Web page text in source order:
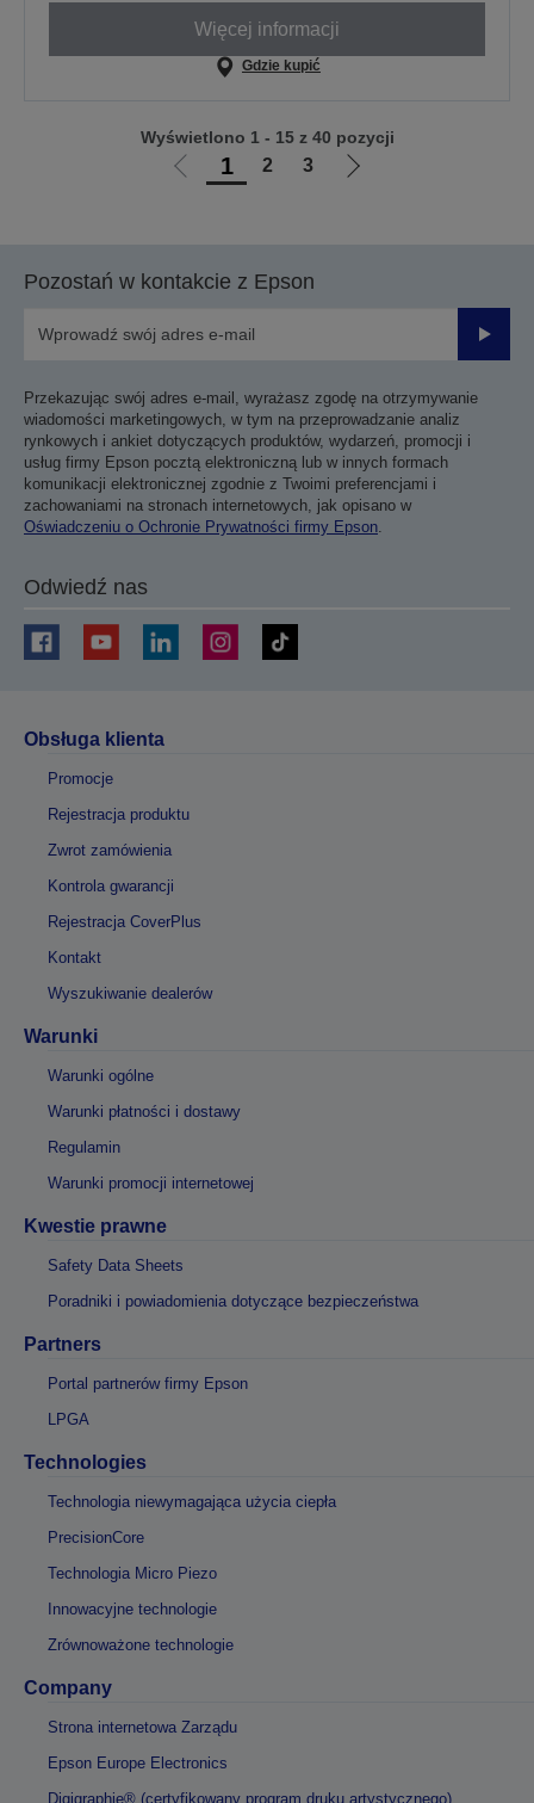
Więcej informacji
Gdzie kupić
Przejdź
1 2 3
Przejdź
Wyświetlono 1 - 15 z 40 pozycji
Pozostań w kontakcie z Epson
Przekazując swój adres e-mail, wyrażasz zgodę na otrzymywanie
wiadomości marketingowych, w tym na przeprowadzanie analiz
rynkowych i ankiet dotyczących produktów, wydarzeń, promocji i
usług firmy Epson pocztą elektroniczną lub w innych formach
komunikacji elektronicznej zgodnie z Twoimi preferencjami i
zachowaniami na stronach internetowych, jak opisano w
Oświadczeniu o Ochronie Prywatności firmy Epson.
Odwiedź nas
Obsługa klienta
Promocje
Rejestracja produktu
Zwrot zamówienia
Kontrola gwarancji
Rejestracja CoverPlus
Kontakt
Wyszukiwanie dealerów
Warunki
Warunki ogólne
Warunki płatności i dostawy
Regulamin
Warunki promocji internetowej
Kwestie prawne
Safety Data Sheets
Poradniki i powiadomienia dotyczące bezpieczeństwa
Partners
Portal partnerów firmy Epson
LPGA
Technologies
Technologia niewymagająca użycia ciepła
PrecisionCore
Technologia Micro Piezo
Innowacyjne technologie
Zrównoważone technologie
Company
Strona internetowa Zarządu
Epson Europe Electronics
Digigraphie® (certyfikowany program druku artystycznego)